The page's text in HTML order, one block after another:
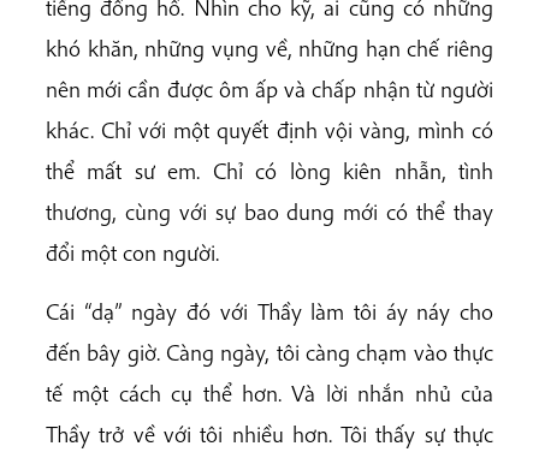
tiếng đồng hồ. Nhìn cho kỹ, ai cũng có những
khó khăn, những vụng về, những hạn chế riêng
nên mới cần được ôm ấp và chấp nhận từ người
khác. Chỉ với một quyết định vội vàng, mình có
thể mất sư em. Chỉ có lòng kiên nhẫn, tình
thương, cùng với sự bao dung mới có thể thay
đổi một con người.
Cái “dạ” ngày đó với Thầy làm tôi áy náy cho
đến bây giờ. Càng ngày, tôi càng chạm vào thực
tế một cách cụ thể hơn. Và lời nhắn nhủ của
Thầy trở về với tôi nhiều hơn. Tôi thấy sự thực